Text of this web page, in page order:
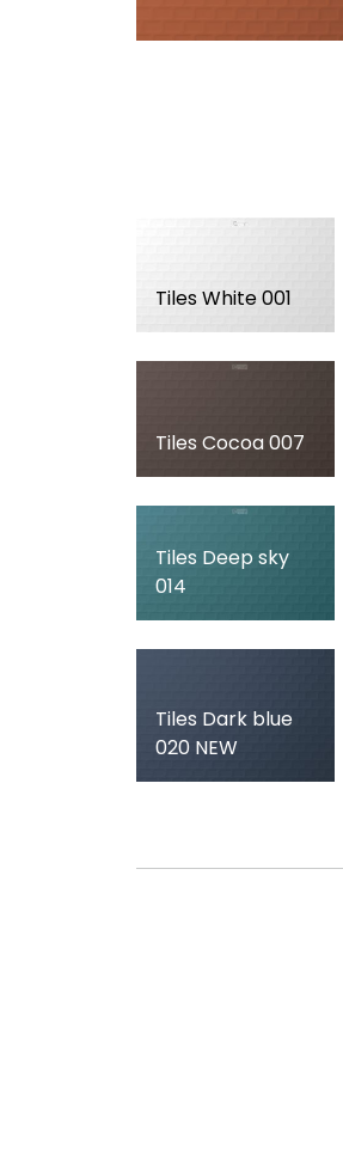
Tiles White 001
Tiles Cocoa 007
Tiles Deep sky
014
Tiles Dark blue
020 NEW